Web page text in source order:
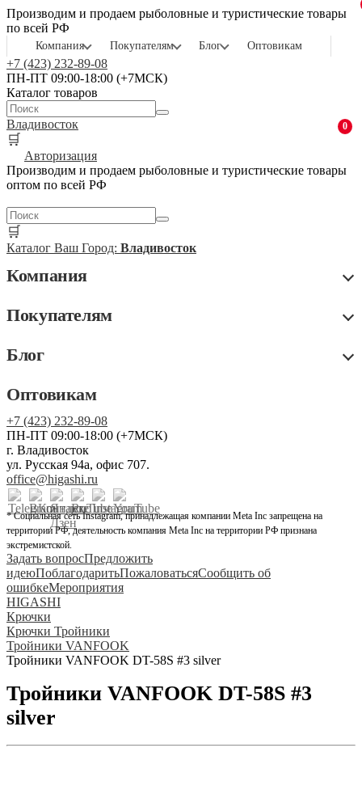
Производим и продаем рыболовные и туристические товары
по всей РФ
Компания Покупателям Блог Оптовикам
+7 (423) 232-89-08
ПН-ПТ 09:00-18:00 (+7МСК)
Каталог товаров
Владивосток
🛒
0
Авторизация
Производим и продаем рыболовные и туристические товары
оптом по всей РФ
🛒
Каталог Ваш Город: Владивосток
Компания
Покупателям
Блог
Оптовикам
+7 (423) 232-89-08
ПН-ПТ 09:00-18:00 (+7МСК)
г. Владивосток
ул. Русская 94а, офис 707.
office@higashi.ru
* Социальная сеть Instagram, принадлежащая компании Meta Inc запрещена на
территории РФ, деятельность компания Meta Inc на территории РФ признана
экстремистской.
Задать вопросПредложить
идеюПоблагодаритьПожаловатьсяСообщить об
ошибкеМероприятия
HIGASHI
Крючки
Крючки Тройники
Тройники VANFOOK
Тройники VANFOOK DT-58S #3 silver
Тройники VANFOOK DT-58S #3
silver